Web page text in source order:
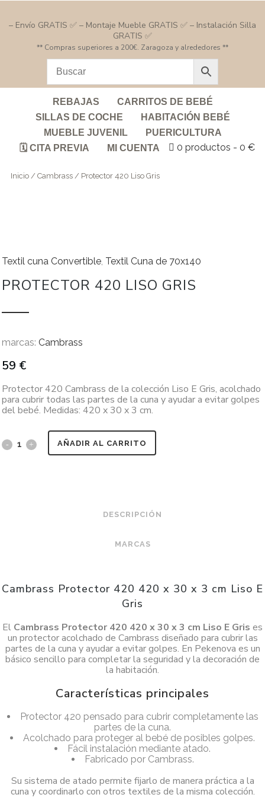
– Envío GRATIS ✅ – Montaje Mueble GRATIS ✅ – Instalación Silla
GRATIS ✅
** Compras superiores a 200€. Zaragoza y alrededores **
REBAJAS
CARRITOS DE BEBÉ
SILLAS DE COCHE
HABITACIÓN BEBÉ
MUEBLE JUVENIL
PUERICULTURA
🗓️ CITA PREVIA
MI CUENTA 0 productos 0 €
Inicio / Cambrass / Protector 420 Liso Gris
Textil cuna Convertible, Textil Cuna de 70x140
PROTECTOR 420 LISO GRIS
marcas: Cambrass
59 €
Protector 420 Cambrass de la colección Liso E Gris, acolchado
para cubrir todas las partes de la cuna y ayudar a evitar golpes
del bebé. Medidas: 420 x 30 x 3 cm.
AÑADIR AL CARRITO
DESCRIPCIÓN
MARCAS
Cambrass Protector 420 420 x 30 x 3 cm Liso E
Gris
El Cambrass Protector 420 420 x 30 x 3 cm Liso E Gris es
un protector acolchado de Cambrass diseñado para cubrir las
partes de la cuna y ayudar a evitar golpes. En Pekenova es un
básico sencillo para completar la seguridad y la decoración de
la habitación.
Características principales
Protector 420 pensado para cubrir completamente las
partes de la cuna.
Acolchado para proteger al bebé de posibles golpes.
Fácil instalación mediante atado.
Fabricado por Cambrass.
Su sistema de atado permite fijarlo de manera práctica a la
cuna y coordinarlo con otros textiles de la misma colección.